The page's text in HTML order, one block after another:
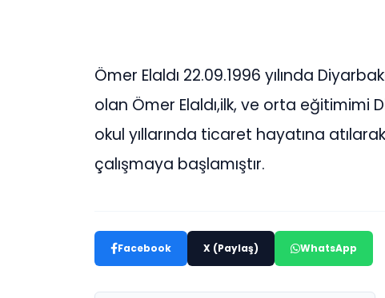
Ömer Elaldı 22.09.1996 yılında
olan Ömer Elaldı,ilk, ve orta eğitimimi
okul yıllarında ticaret hayatına
çalışmaya başlamıştır.
Facebook X (Paylaş) WhatsApp